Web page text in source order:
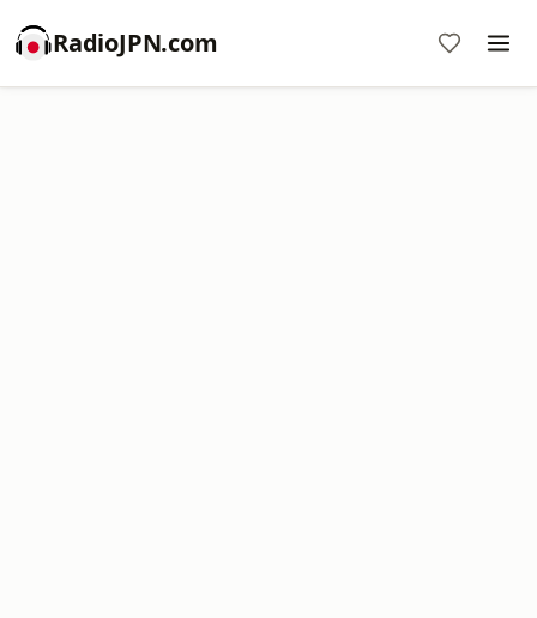
RadioJPN.com